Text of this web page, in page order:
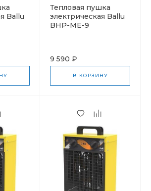
Ballu
Тепловая пушка
электрическая Ballu
BHP-ME-9
9 590 ₽
В КОРЗИНУ